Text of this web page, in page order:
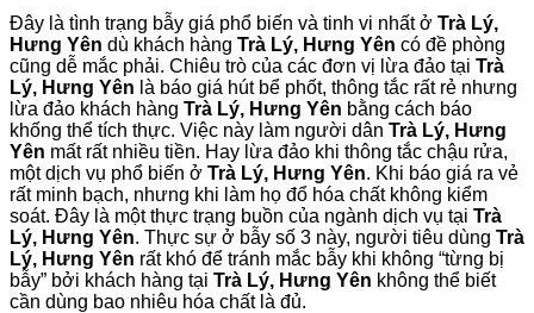
Đây là tình trạng bẫy giá phổ biến và tinh vi nhất ở Trà Lý,
Hưng Yên dù khách hàng Trà Lý, Hưng Yên có đề phòng
cũng dễ mắc phải. Chiêu trò của các đơn vị lừa đảo tại Trà
Lý, Hưng Yên là báo giá hút bể phốt, thông tắc rất rẻ nhưng
lừa đảo khách hàng Trà Lý, Hưng Yên bằng cách báo
khống thể tích thực. Việc này làm người dân Trà Lý, Hưng
Yên mất rất nhiều tiền. Hay lừa đảo khi thông tắc chậu rửa,
một dịch vụ phổ biến ở Trà Lý, Hưng Yên. Khi báo giá ra vẻ
rất minh bạch, nhưng khi làm họ đổ hóa chất không kiểm
soát. Đây là một thực trạng buồn của ngành dịch vụ tại Trà
Lý, Hưng Yên. Thực sự ở bẫy số 3 này, người tiêu dùng Trà
Lý, Hưng Yên rất khó để tránh mắc bẫy khi không “từng bị
bẫy” bởi khách hàng tại Trà Lý, Hưng Yên không thể biết
cần dùng bao nhiêu hóa chất là đủ.